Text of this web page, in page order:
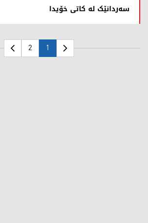
سەردانێک لە کاتی خۆیدا
1
2